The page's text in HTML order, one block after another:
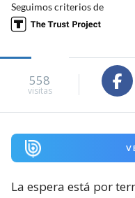
Seguimos criterios de
558
visitas
La espera está por